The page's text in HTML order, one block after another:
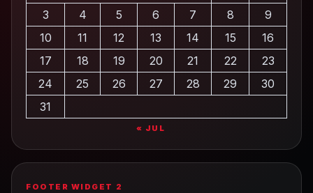
3
4 5 6 7 8
9
10
11 12 13 14 15
16
17
18 19 20 21 22
23
24
25 26 27 28 29
30
31
« JUL
FOOTER WIDGET 2